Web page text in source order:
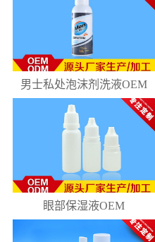
10
男士私处泡沫剂洗液OEM
眼部保湿液OEM